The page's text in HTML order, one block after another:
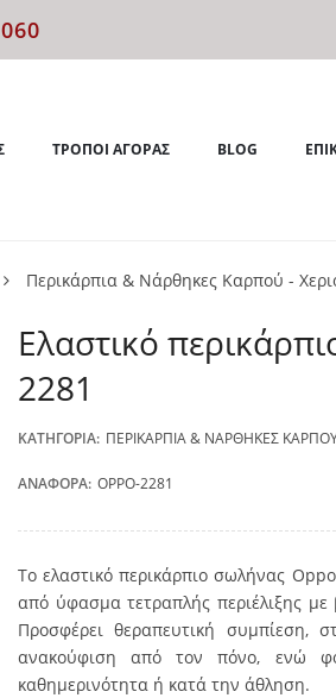
ΤΡΌΠΟΙ ΑΓΟΡΆΣ BLOG
Περικάρπια & Νάρθηκες Καρπού -
Ελαστικό
2281
ΚΑΤΗΓΟΡΊΑ: ΠΕΡΙΚΆΡΠΙΑ & ΝΆΡΘΗΚΕΣ
ΑΝΑΦΟΡΆ: OPPO-2281
Το ελαστικό περικάρπιο σωλήνας
από ύφασμα τετραπλής περιέλιξης
Προσφέρει θεραπευτική συμπίεση,
ανακούφιση από τον πόνο, ενώ
καθημερινότητα ή κατά την άθληση.